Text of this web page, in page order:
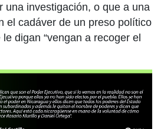
una investigación, o que a una
el cadáver de un preso político
digan “vengan a recoger el